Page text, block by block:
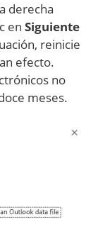
derecha
en Siguiente
reinicie
efecto.
no
meses.